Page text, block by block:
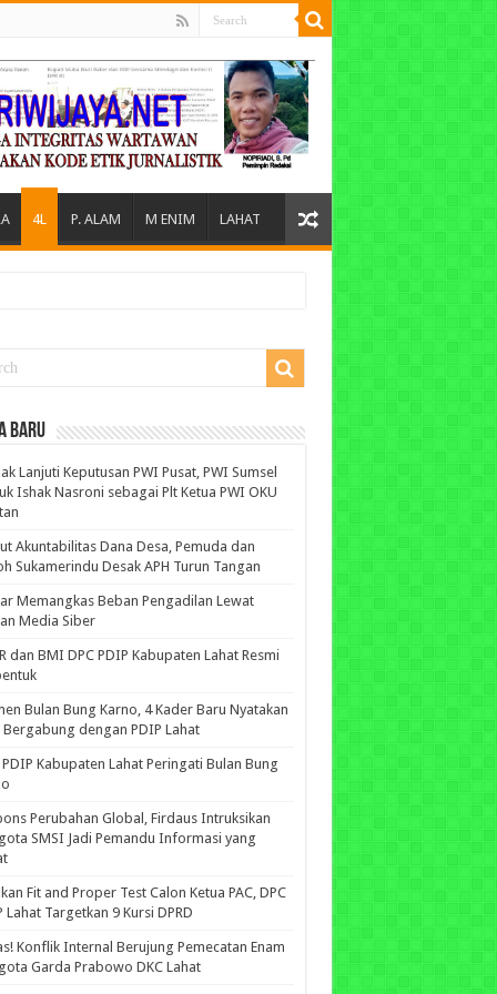
4L P. ALAM M ENIM LAHAT
BARU
Lanjuti Keputusan PWI Pusat, PWI Sumsel
Ishak Nasroni sebagai Plt Ketua PWI OKU
Akuntabilitas Dana Desa, Pemuda dan
Sukamerindu Desak APH Turun Tangan
Memangkas Beban Pengadilan Lewat
Media Siber
dan BMI DPC PDIP Kabupaten Lahat Resmi
Bulan Bung Karno, 4 Kader Baru Nyatakan
Bergabung dengan PDIP Lahat
PDIP Kabupaten Lahat Peringati Bulan Bung
Perubahan Global, Firdaus Intruksikan
SMSI Jadi Pemandu Informasi yang
Fit and Proper Test Calon Ketua PAC, DPC
Lahat Targetkan 9 Kursi DPRD
Konflik Internal Berujung Pemecatan Enam
Garda Prabowo DKC Lahat